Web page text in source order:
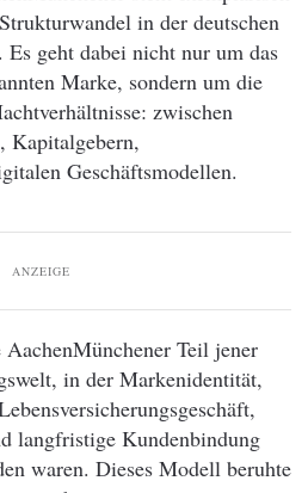
in der deutschen
geht dabei nicht nur um das
Marke, sondern um die
zwischen
Kapitalgebern,
Geschäftsmodellen.
ANZEIGE
Teil jener
in der Markenidentität,
langfristige Kundenbindung
waren. Dieses Modell beruhte